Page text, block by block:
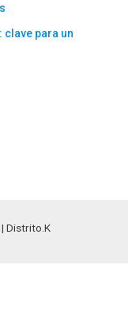
clave para un
Distrito.K